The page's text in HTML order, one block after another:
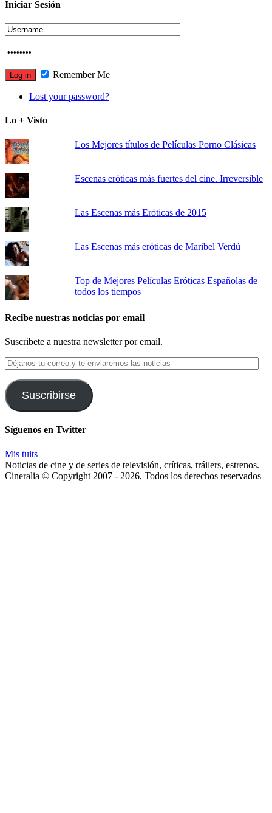
Iniciar Sesión
Remember Me
Lost your password?
Lo + Visto
Los Mejores títulos de Películas Porno Clásicas
Escenas eróticas más fuertes del cine. Irreversible
Las Escenas más Eróticas de 2015
Las Escenas más eróticas de Maribel Verdú
Top de Mejores Películas Eróticas Españolas de
todos los tiempos
Recibe nuestras noticias por email
Suscribete a nuestra newsletter por email.
Déjanos
tu
correo
y
te
las
noticias
Suscribirse
Síguenos en Twitter
Mis tuits
Noticias de cine y de series de televisión, críticas, tráilers, estrenos.
Cineralia © Copyright 2007 - 2026, Todos los derechos reservados